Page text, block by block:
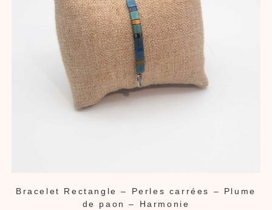
Bracelet Rectangle – Perles carrées – Plume
de paon – Harmonie